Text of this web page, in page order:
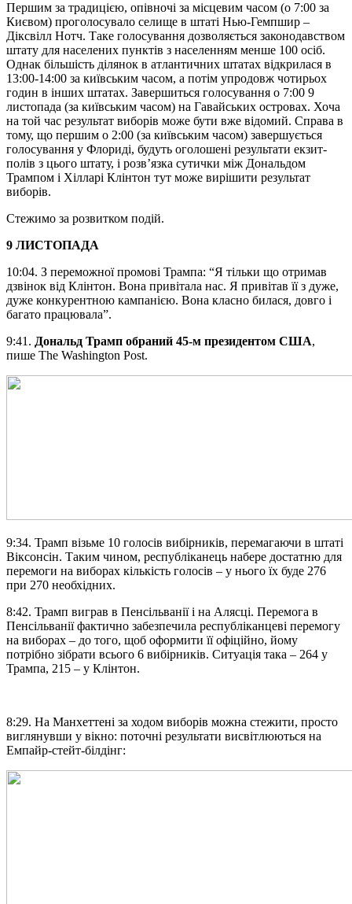
Першим за традицією, опівночі за місцевим часом (о 7:00 за
Києвом) проголосувало селище в штаті Нью-Гемпшир –
Діксвілл Нотч. Таке голосування дозволяється законодавством
штату для населених пунктів з населенням менше 100 осіб.
Однак більшість ділянок в атлантичних штатах відкрилася в
13:00-14:00 за київським часом, а потім упродовж чотирьох
годин в інших штатах. Завершиться голосування о 7:00 9
листопада (за київським часом) на Гавайських островах. Хоча
на той час результат виборів може бути вже відомий. Справа в
тому, що першим о 2:00 (за київським часом) завершується
голосування у Флориді, будуть оголошені результати екзит-
полів з цього штату, і розв’язка сутички між Дональдом
Трампом і Хілларі Клінтон тут може вирішити результат
виборів.
Стежимо за розвитком подій.
9 ЛИСТОПАДА
10:04. З переможної промові Трампа: “Я тільки що отримав
дзвінок від Клінтон. Вона привітала нас. Я привітав її з дуже,
дуже конкурентною кампанією. Вона класно билася, довго і
багато працювала”.
9:41. Дональд Трамп обраний 45-м президентом США,
пише The Washington Post.
9:34. Трамп візьме 10 голосів вибірників, перемагаючи в штаті
Віксонсін. Таким чином, республіканець набере достатню для
перемоги на виборах кількість голосів – у нього їх буде 276
при 270 необхідних.
8:42. Трамп виграв в Пенсільванії і на Алясці. Перемога в
Пенсільванії фактично забезпечила республіканцеві перемогу
на виборах – до того, щоб оформити її офіційно, йому
потрібно зібрати всього 6 вибірників. Ситуація така – 264 у
Трампа, 215 – у Клінтон.
8:29. На Манхеттені за ходом виборів можна стежити, просто
виглянувши у вікно: поточні результати висвітлюються на
Емпайр-стейт-білдінг: